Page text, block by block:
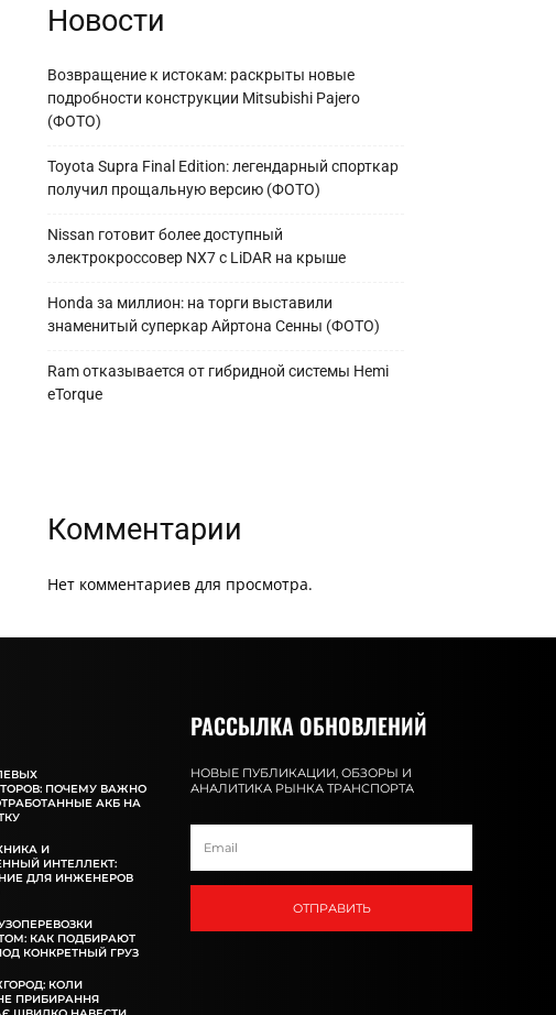
Новости
Возвращение к истокам: раскрыты новые
подробности конструкции Mitsubishi Pajero
(ФОТО)
Toyota Supra Final Edition: легендарный спорткар
получил прощальную версию (ФОТО)
Nissan готовит более доступный
электрокроссовер NX7 с LiDAR на крыше
Honda за миллион: на торги выставили
знаменитый суперкар Айртона Сенны (ФОТО)
Ram отказывается от гибридной системы Hemi
eTorque
Комментарии
Нет комментариев для просмотра.
ПОЧЕМУ ВАЖНО
АКБ НА
И
ИНТЕЛЛЕКТ:
ДЛЯ ИНЖЕНЕРОВ
КАК ПОДБИРАЮТ
КОНКРЕТНЫЙ ГРУЗ
КОЛИ
ПРИБИРАННЯ
РАССЫЛКА ОБНОВЛЕНИЙ
НОВЫЕ ПУБЛИКАЦИИ, ОБЗОРЫ И
АНАЛИТИКА РЫНКА ТРАНСПОРТА
ОТПРАВИТЬ